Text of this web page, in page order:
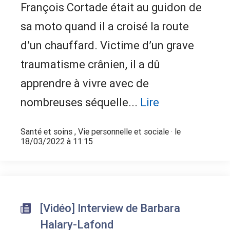
François Cortade était au guidon de
sa moto quand il a croisé la route
d’un chauffard. Victime d’un grave
traumatisme crânien, il a dû
apprendre à vivre avec de
nombreuses séquelle... Lire
Santé et soins , Vie personnelle et sociale · le
18/03/2022 à 11:15
[Vidéo] Interview de Barbara
Halary-Lafond